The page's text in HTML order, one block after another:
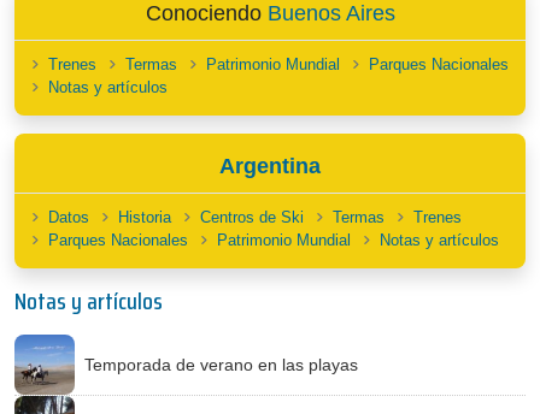
Conociendo Buenos Aires
Trenes Termas Patrimonio Mundial
Parques Nacionales
Notas y artículos
Argentina
Datos Historia Centros de Ski Termas
Trenes
Parques Nacionales
Patrimonio Mundial Notas y artículos
Notas y artículos
Temporada de verano en las playas